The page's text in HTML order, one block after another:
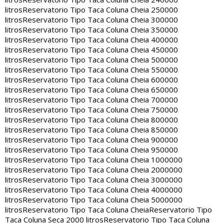
litrosReservatorio Tipo Taca Coluna Cheia 250000
litrosReservatorio Tipo Taca Coluna Cheia 300000
litrosReservatorio Tipo Taca Coluna Cheia 350000
litrosReservatorio Tipo Taca Coluna Cheia 400000
litrosReservatorio Tipo Taca Coluna Cheia 450000
litrosReservatorio Tipo Taca Coluna Cheia 500000
litrosReservatorio Tipo Taca Coluna Cheia 550000
litrosReservatorio Tipo Taca Coluna Cheia 600000
litrosReservatorio Tipo Taca Coluna Cheia 650000
litrosReservatorio Tipo Taca Coluna Cheia 700000
litrosReservatorio Tipo Taca Coluna Cheia 750000
litrosReservatorio Tipo Taca Coluna Cheia 800000
litrosReservatorio Tipo Taca Coluna Cheia 850000
litrosReservatorio Tipo Taca Coluna Cheia 900000
litrosReservatorio Tipo Taca Coluna Cheia 950000
litrosReservatorio Tipo Taca Coluna Cheia 1000000
litrosReservatorio Tipo Taca Coluna Cheia 2000000
litrosReservatorio Tipo Taca Coluna Cheia 3000000
litrosReservatorio Tipo Taca Coluna Cheia 4000000
litrosReservatorio Tipo Taca Coluna Cheia 5000000
litrosReservatorio Tipo Taca Coluna CheiaReservatorio Tipo
Taca Coluna Seca 2000 litrosReservatorio Tipo Taca Coluna